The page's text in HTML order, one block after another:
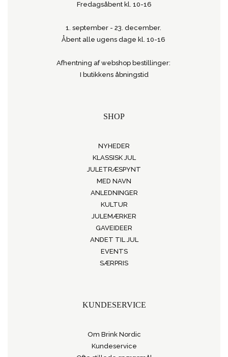
Fredagsåbent kl. 10-16
1. september - 23. december.
Åbent alle ugens dage kl. 10-16
Afhentning af webshop bestillinger:
I butikkens åbningstid
SHOP
NYHEDER
KLASSISK JUL
JULETRÆSPYNT
MED NAVN
ANLEDNINGER
KULTUR
JULEMÆRKER
GAVEIDEER
ANDET TIL JUL
EVENTS
SÆRPRIS
KUNDESERVICE
Om Brink Nordic
Kundeservice